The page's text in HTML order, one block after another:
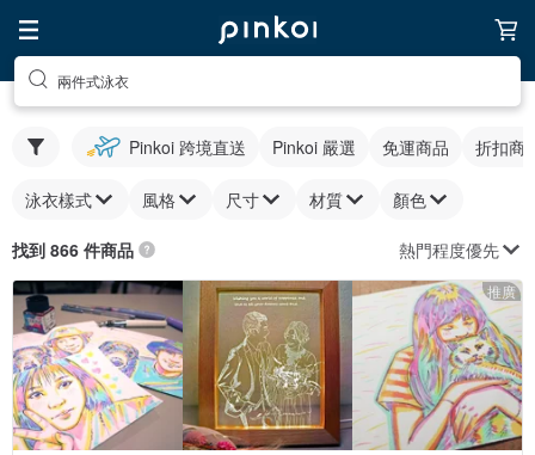
兩件式泳衣
Pinkoi 跨境直送 Pinkoi 嚴選 免運商品 折扣商
泳衣樣式 風格 尺寸 材質 顏色
找到 866 件商品 熱門程度優先
推廣